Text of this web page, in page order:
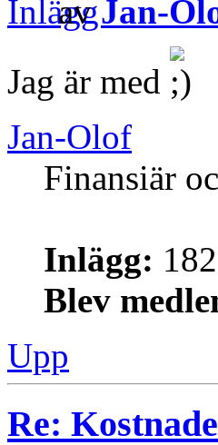
avJan-
Jag är med
Jan-Olof
Finansiär
Inlägg:
Blev
Upp
Re: